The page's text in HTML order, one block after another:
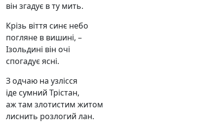
він згадує в ту мить.
Крізь віття синє небо
погляне в вишині, –
Ізольдині він очі
спогадує ясні.
З одчаю на узлісся
іде сумний Трістан,
аж там злотистим житом
лиснить розлогий лан.